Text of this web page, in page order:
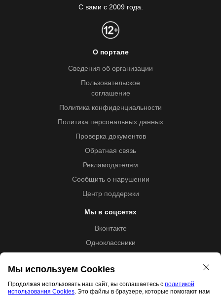
С вами с 2009 года.
О портале
Сведения об организации
Пользовательское
соглашение
Политика конфиденциальности
Политика персональных данных
Проверка документов
Обратная связь
Рекламодателям
Сообщить о нарушении
Центр поддержки
Мы в соцсетях
Вконтакте
Одноклассники
Мы используем Cookies
Продолжая использовать наш сайт, вы соглашаетесь с политикой
использования Cookies. Это файлы в браузере, которые помогают нам